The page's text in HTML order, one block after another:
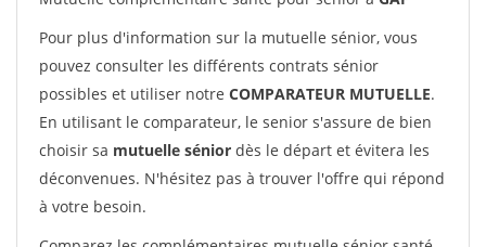
Pour plus d'information sur la mutuelle sénior, vous
pouvez consulter les différents contrats sénior
possibles et utiliser notre COMPARATEUR MUTUELLE.
En utilisant le comparateur, le senior s'assure de bien
choisir sa mutuelle sénior dès le départ et évitera les
déconvenues. N'hésitez pas à trouver l'offre qui répond
à votre besoin.